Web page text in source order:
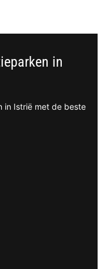
in
in Istrië met de beste